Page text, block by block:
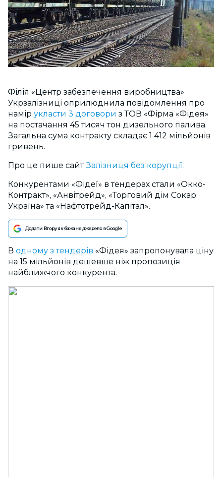
Філія «Центр забезпечення виробництва»
Укрзалізниці оприлюднила повідомлення про
намір укласти 3 договори з ТОВ «Фірма «Фідея»
на постачання 45 тисяч тон дизельного палива.
Загальна сума контракту складає 1 412 мільйонів
гривень.
Про це пише сайт Залізниця без корупції.
Конкурентами «Фідеї» в тендерах стали «Окко-
Контракт», «Анвітрейд», «Торговий дім Сокар
Україна» та «Нафтотрейд-Капітал».
Додати Вгору як бажане джерело в Google
В одному з тендерів «Фідея» запропонувала ціну
на 15 мільйонів дешевше ніж пропозиція
найближчого конкурента.